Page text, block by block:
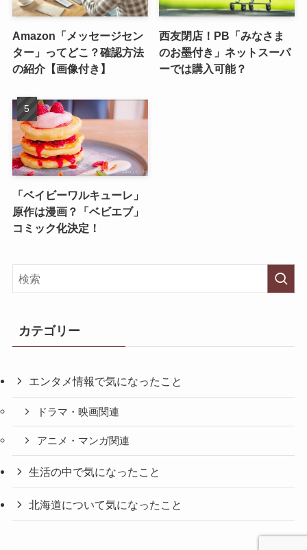
Amazon「メッセージセン
ター」ってどこ？確認方法
の紹介【画像付き】
西友閉店！PB「みなさま
のお墨付き」ネットスーパ
ーでは購入可能？
「ベイビーワルキューレ」
原作は漫画？「ベビエブ」
コミック化決定！
カテゴリー
エンタメ情報で気になったこと
ドラマ・映画関連
アニメ・マンガ関連
生活の中で気になったこと
北海道について気になったこと